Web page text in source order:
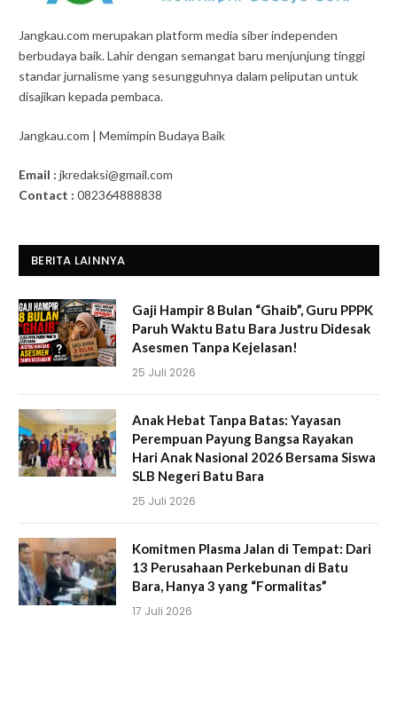
Jangkau.com merupakan platform media siber independen
berbudaya baik. Lahir dengan semangat baru menjunjung tinggi
standar jurnalisme yang sesungguhnya dalam peliputan untuk
disajikan kepada pembaca.
Jangkau.com | Memimpin Budaya Baik
Email : jkredaksi@gmail.com
Contact : 082364888838
BERITA LAINNYA
Gaji Hampir 8 Bulan “Ghaib”, Guru PPPK
Paruh Waktu Batu Bara Justru Didesak
Asesmen Tanpa Kejelasan!
25 Juli 2026
Anak Hebat Tanpa Batas: Yayasan
Perempuan Payung Bangsa Rayakan
Hari Anak Nasional 2026 Bersama Siswa
SLB Negeri Batu Bara
25 Juli 2026
Komitmen Plasma Jalan di Tempat: Dari
13 Perusahaan Perkebunan di Batu
Bara, Hanya 3 yang “Formalitas”
17 Juli 2026